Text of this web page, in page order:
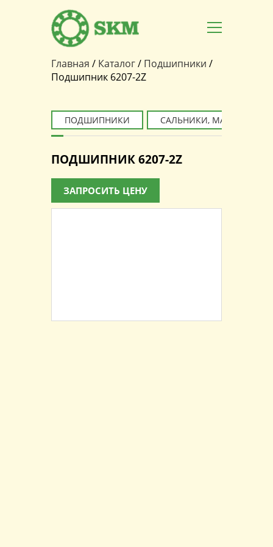
Вы здесь
Главная / Каталог/ Подшипники /
Подшипник 6207-2Z
ПОДШИПНИКИ САЛЬНИКИ, МАНЖЕТЫ
ПОДШИПНИК 6207-2Z
ЗАПРОСИТЬ ЦЕНУ